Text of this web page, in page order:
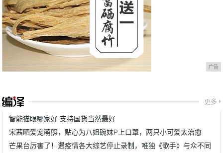
广告
更多
智能猫眼哪家好 支持国货当然最好
宋茜晒爱宠萌照，贴心为八姐碗妹P上口罩，两只小可爱太治愈
芒果台厉害了！遇疫情各大综艺停止录制，唯独《歌手》与众不同